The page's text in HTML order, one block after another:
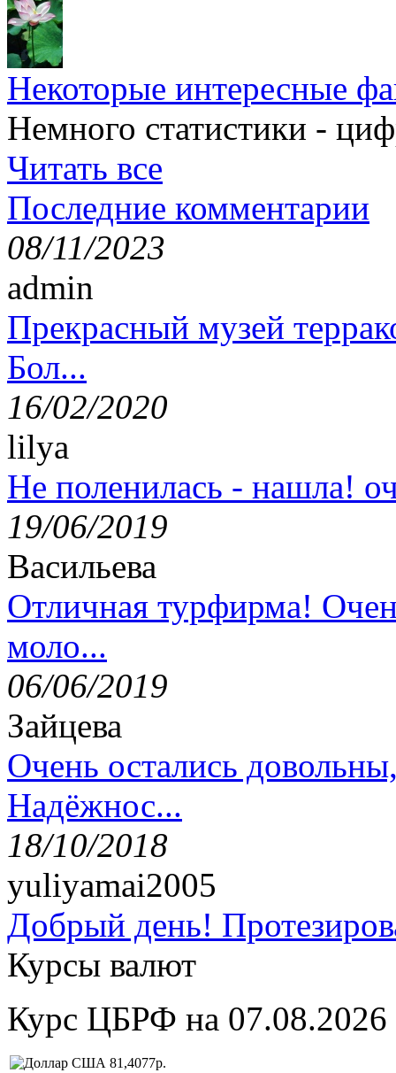
Некоторые интересные
Немного статистики -
Читать все
Последние комментарии
08/11/2023
admin
Прекрасный музей
Бол...
16/02/2020
lilya
Не поленилась - нашла!
19/06/2019
Васильева
Отличная турфирма!
моло...
06/06/2019
Зайцева
Очень остались
Надёжнос...
18/10/2018
yuliyamai2005
Добрый день!
Курсы валют
Курс ЦБРФ на 07.08.2026
81,4077р.